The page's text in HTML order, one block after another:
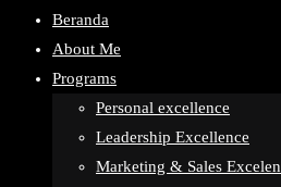
Beranda
About Me
Programs
Personal excellence
Leadership Excellence
Marketing & Sales